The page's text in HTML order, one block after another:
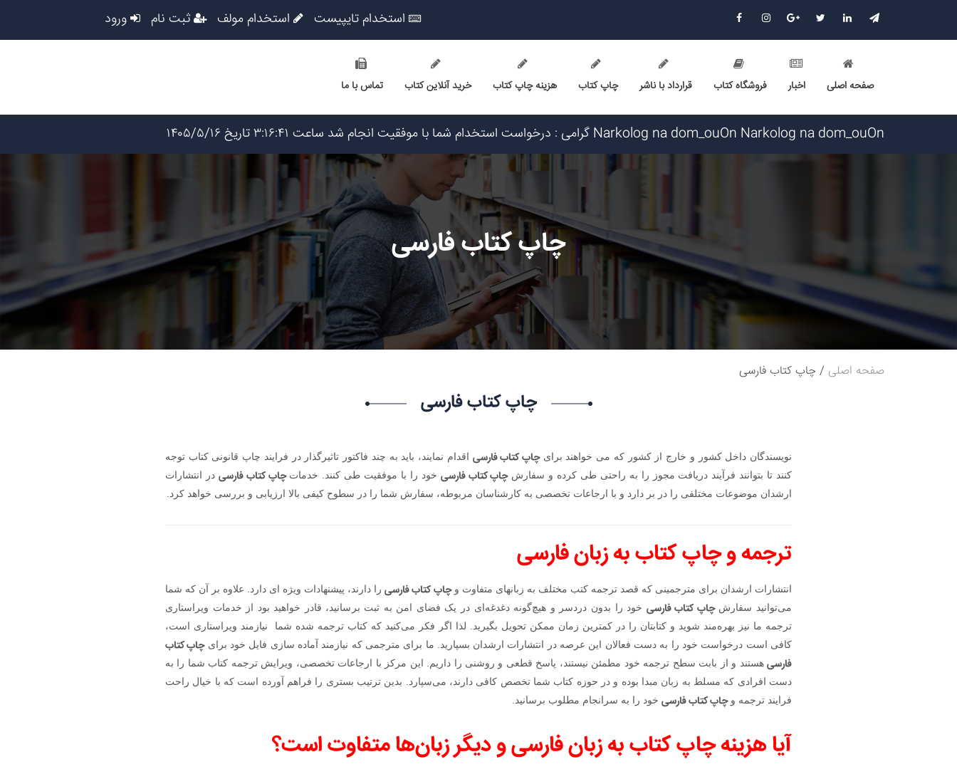
استخدام تایپیست استخدام مولف ثبت نام ورود
صفحه اصلی اخبار فروشگاه کتاب قرارداد با ناشر چاپ کتاب هزینه چاپ کتاب خرید آنلاین کتاب تماس با ما
Narkolog na dom_ouOn Narkolog na dom_ouOn گرامی : درخواست استخدام شما با موفقیت انجام شد ساعت ۳:۱۶:۴۱ تاریخ ۱۴۰۵/۵/۱۶
Narkolog na dom_fpma Narkolog na dom_fpma گرامی : درخواست استخدام شما با موفقیت انجام شد ساعت ۲۳:۳۴:۴۶ تاریخ ۱۴۰۵/۵/۱۵
Narkolog na dom_znmi Narkolog na dom_znmi گرامی : درخواست استخدام شما با موفقیت انجام شد ساعت ۱۹:۴:۵۵ تاریخ ۱۴۰۵/۵/۱۵
Narkolog na dom_ujPi Narkolog na dom_ujPi گرامی : درخواست استخدام شما با موفقیت انجام شد ساعت ۱۹:۰:۳ تاریخ ۱۴۰۵/۵/۱۵
Skam-pyblikaciya_fiSt Skam-pyblikaciya_fiSt گرامی : درخواست استخدام شما با موفقیت انجام شد ساعت ۱۰:۵۷:۱۶ تاریخ ۱۴۰۵/۵/۱۶
Narkolog na dom_ziOa Narkolog na dom_ziOa گرامی : درخواست استخدام شما با موفقیت انجام شد ساعت ۵:۱۴:۲۱ تاریخ ۱۴۰۵/۵/۱۶
Narkolog na dom_zzsr Narkolog na dom_zzsr گرامی : درخواست استخدام شما با موفقیت انجام شد ساعت ۳:۴۸:۵۴ تاریخ ۱۴۰۵/۵/۱۶
چاپ کتاب فارسی
صفحه اصلی چاپ کتاب فارسی
چاپ کتاب فارسی
نویسندگان داخل کشور و خارج از کشور که می خواهند برایچاپ کتاب فارسی اقدام نمایند، باید به چند فاکتور تاثیرگذار در فرایند چاپ قانونی کتاب توجه
کنند تا بتوانند فرآیند دریافت مجوز را به راحتی طی کرده و سفارشچاپ کتاب فارسی خود را با موفقیت طی کنند. خدماتچاپ کتاب فارسی در انتشارات
ارشدان موضوعات مختلفی را در بر دارد و با ارجاعات تخصصی به کارشناسان مربوطه، سفارش شما را در سطوح کیفی بالا ارزیابی و بررسی خواهد کرد.
ترجمه و چاپ کتاب به زبان فارسی
انتشارات ارشدان برای مترجمینی که قصد ترجمه کتب مختلف به زبانهای متفاوت وچاپ کتاب فارسیرا دارند، پیشنهادات ویژه ای دارد. علاوه بر آن که شما
می‌توانید سفارشچاپ کتاب فارسی خود را بدون دردسر و هیچ‌گونه دغدغه‌ای در یک فضای امن به ثبت برسانید، قادر خواهید بود از خدمات ویراستاری
ترجمه ما نیز بهره‌مند شوید و کتابتان را در کمترین زمان ممکن تحویل بگیرید. لذا اگر فکر می‌کنید که کتاب ترجمه شده شما نیازمند ویراستاری است،
کافی است درخواست خود را به دست فعالان این عرصه در انتشارات ارشدان بسپارید. ما برای مترجمی که نیازمند آماده سازی فایل خود برایچاپ کتاب
فارسی هستند و از بابت سطح ترجمه خود مطمئن نیستند، پاسخ قطعی و روشنی را داریم. این مرکز با ارجاعات تخصصی، ویرایش ترجمه کتاب شما را به
دست افرادی که مسلط به زبان مبدا بوده و در حوزه کتاب شما تخصص کافی دارند، می‌سپارد. بدین ترتیب بستری را فراهم آورده است که با خیال راحت
فرایند ترجمه وچاپ کتاب فارسی خود را به سرانجام مطلوب برسانید.
آیا هزینه چاپ کتاب به زبان فارسی و دیگر زبان‌ها متفاوت است؟